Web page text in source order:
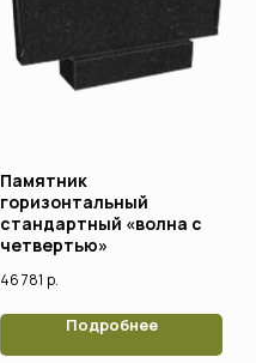
Памятник
горизонтальный
стандартный «волна с
четвертью»
46 781 р.
Подробнее